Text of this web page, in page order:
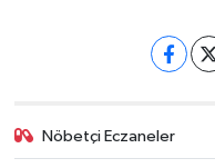
Nöbetçi Eczaneler